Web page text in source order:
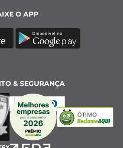
O APP
& SEGURANÇA